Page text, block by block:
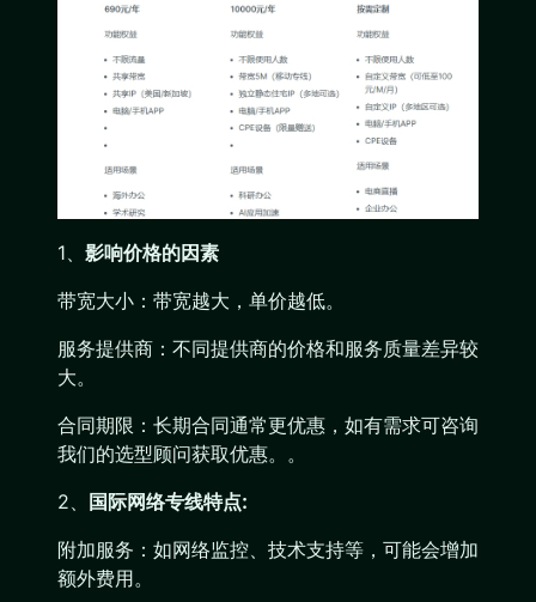
1、 影响价格的因素
带宽大小：带宽越大，单价越低。
服务提供商：不同提供商的价格和服务质量差异较
大。
合同期限：长期合同通常更优惠，如有需求可咨询
我们的选型顾问获取优惠。。
2、
国际网络专线特点:
附加服务：如网络监控、技术支持等，可能会增加
额外费用。